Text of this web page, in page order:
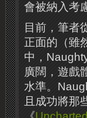
會被納入考
目前，筆者
正面的（雖
中，
廣闊，遊戲
水準。
且成功將那